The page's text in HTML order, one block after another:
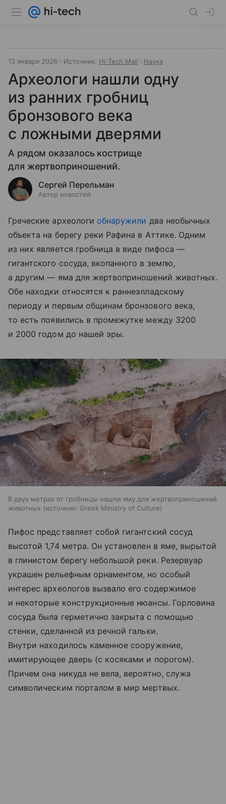
13 января 2026 Источник: Hi-Tech Mail Наука
Археологи нашли одну
из ранних гробниц
бронзового века
с ложными дверями
А рядом оказалось кострище
для жертвоприношений.
Сергей Перельман
Автор новостей
Греческие археологи обнаружили два необычных
объекта на берегу реки Рафина в Аттике. Одним
из них является гробница в виде пифоса —
гигантского сосуда, вкопанного в землю,
а другим — яма для жертвоприношений животных.
Обе находки относятся к раннеэлладскому
периоду и первым общинам бронзового века,
то есть появились в промежутке между 3200
и 2000 годом до нашей эры.
В двух метрах от гробницы нашли яму для жертвоприношений
животных
источник: Greek Ministry of Culture
Пифос представляет собой гигантский сосуд
высотой 1,74 метра. Он установлен в яме, вырытой
в глинистом берегу небольшой реки. Резервуар
украшен рельефным орнаментом, но особый
интерес археологов вызвало его содержимое
и некоторые конструкционные нюансы. Горловина
сосуда была герметично закрыта с помощью
стенки, сделанной из речной гальки.
Внутри находилось каменное сооружение,
имитирующее дверь (с косяками и порогом).
Причем она никуда не вела, вероятно, служа
символическим порталом в мир мертвых.